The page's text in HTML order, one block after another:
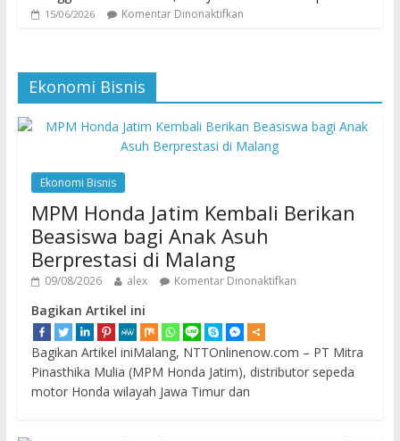
15/06/2026 Komentar Dinonaktifkan
Ekonomi Bisnis
Ekonomi Bisnis
MPM Honda Jatim Kembali Berikan
Beasiswa bagi Anak Asuh
Berprestasi di Malang
09/08/2026 alex Komentar Dinonaktifkan
Bagikan Artikel ini
Bagikan Artikel iniMalang, NTTOnlinenow.com – PT Mitra
Pinasthika Mulia (MPM Honda Jatim), distributor sepeda
motor Honda wilayah Jawa Timur dan